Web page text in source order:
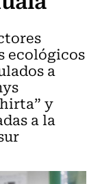
ecológicos
a
y
a la